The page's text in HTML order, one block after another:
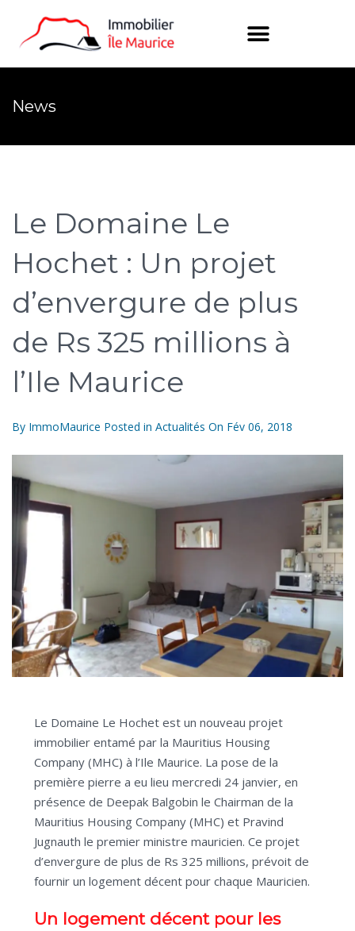
News
Le Domaine Le
Hochet : Un projet
d’envergure de plus
de Rs 325 millions à
l’Ile Maurice
By ImmoMaurice Posted in Actualités On Fév 06, 2018
Le Domaine Le Hochet est un nouveau projet
immobilier entamé par la Mauritius Housing
Company (MHC) à l’Ile Maurice. La pose de la
première pierre a eu lieu mercredi 24 janvier, en
présence de Deepak Balgobin le Chairman de la
Mauritius Housing Company (MHC) et Pravind
Jugnauth le premier ministre mauricien. Ce projet
d’envergure de plus de Rs 325 millions, prévoit de
fournir un logement décent pour chaque Mauricien.
Un logement décent pour les